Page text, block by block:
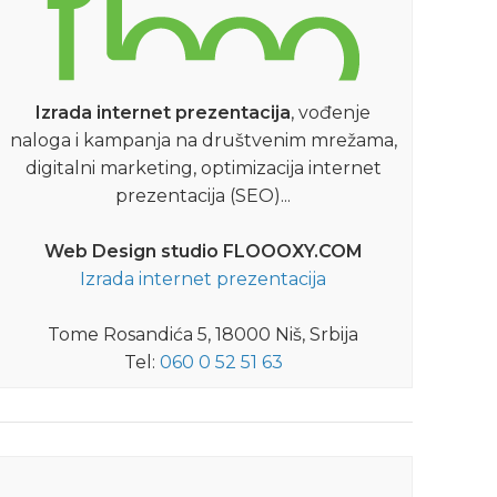
Izrada internet prezentacija, vođenje
naloga i kampanja na društvenim mrežama,
digitalni marketing, optimizacija internet
prezentacija (SEO)...
Web Design studio FLOOOXY.COM
Izrada internet prezentacija
Tome Rosandića 5, 18000 Niš, Srbija
Tel: 060 0 52 51 63